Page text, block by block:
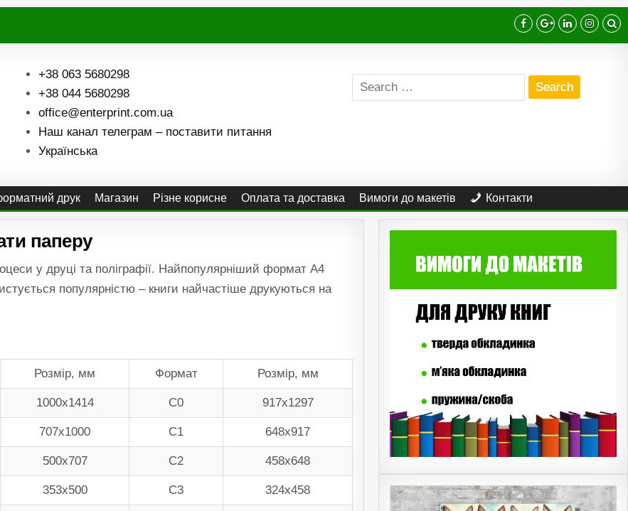
+38 063 5680298
+38 044 5680298
office@enterprint.com.ua
Наш канал телеграм – поставити питання
Українська
Search
for:
друк Магазин Різне корисне Оплата та доставка Вимоги до макетів Контакти
паперу
у друці та поліграфії. Найпопулярніший формат А4
популярністю – книги найчастіше друкуються на
Розмір, мм Формат Розмір, мм
1000х1414 С0 917х1297
707х1000 С1 648х917
500х707 С2 458х648
353х500 С3 324х458